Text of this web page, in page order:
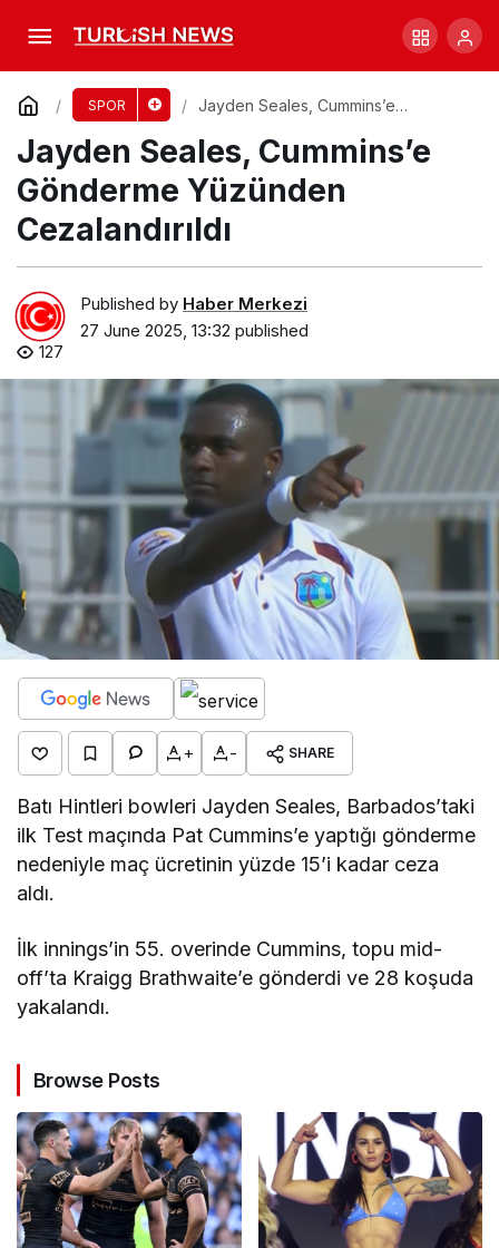
SPOR
Jayden Seales, Cummins’e
Jayden Seales, Cummins’e
Gönderme Yüzünden
Cezalandırıldı
Published by Haber Merkezi
27 June 2025, 13:32 published
127
+ - SHARE
Batı Hintleri bowleri Jayden Seales, Barbados’taki
ilk Test maçında Pat Cummins’e yaptığı gönderme
nedeniyle maç ücretinin yüzde 15’i kadar ceza
aldı.
İlk innings’in 55. overinde Cummins, topu mid-
off’ta Kraigg Brathwaite’e gönderdi ve 28 koşuda
yakalandı.
Browse Posts
Avustralya’nın Test Mücadelesinde Üst Sıra
Sorunları
Comment